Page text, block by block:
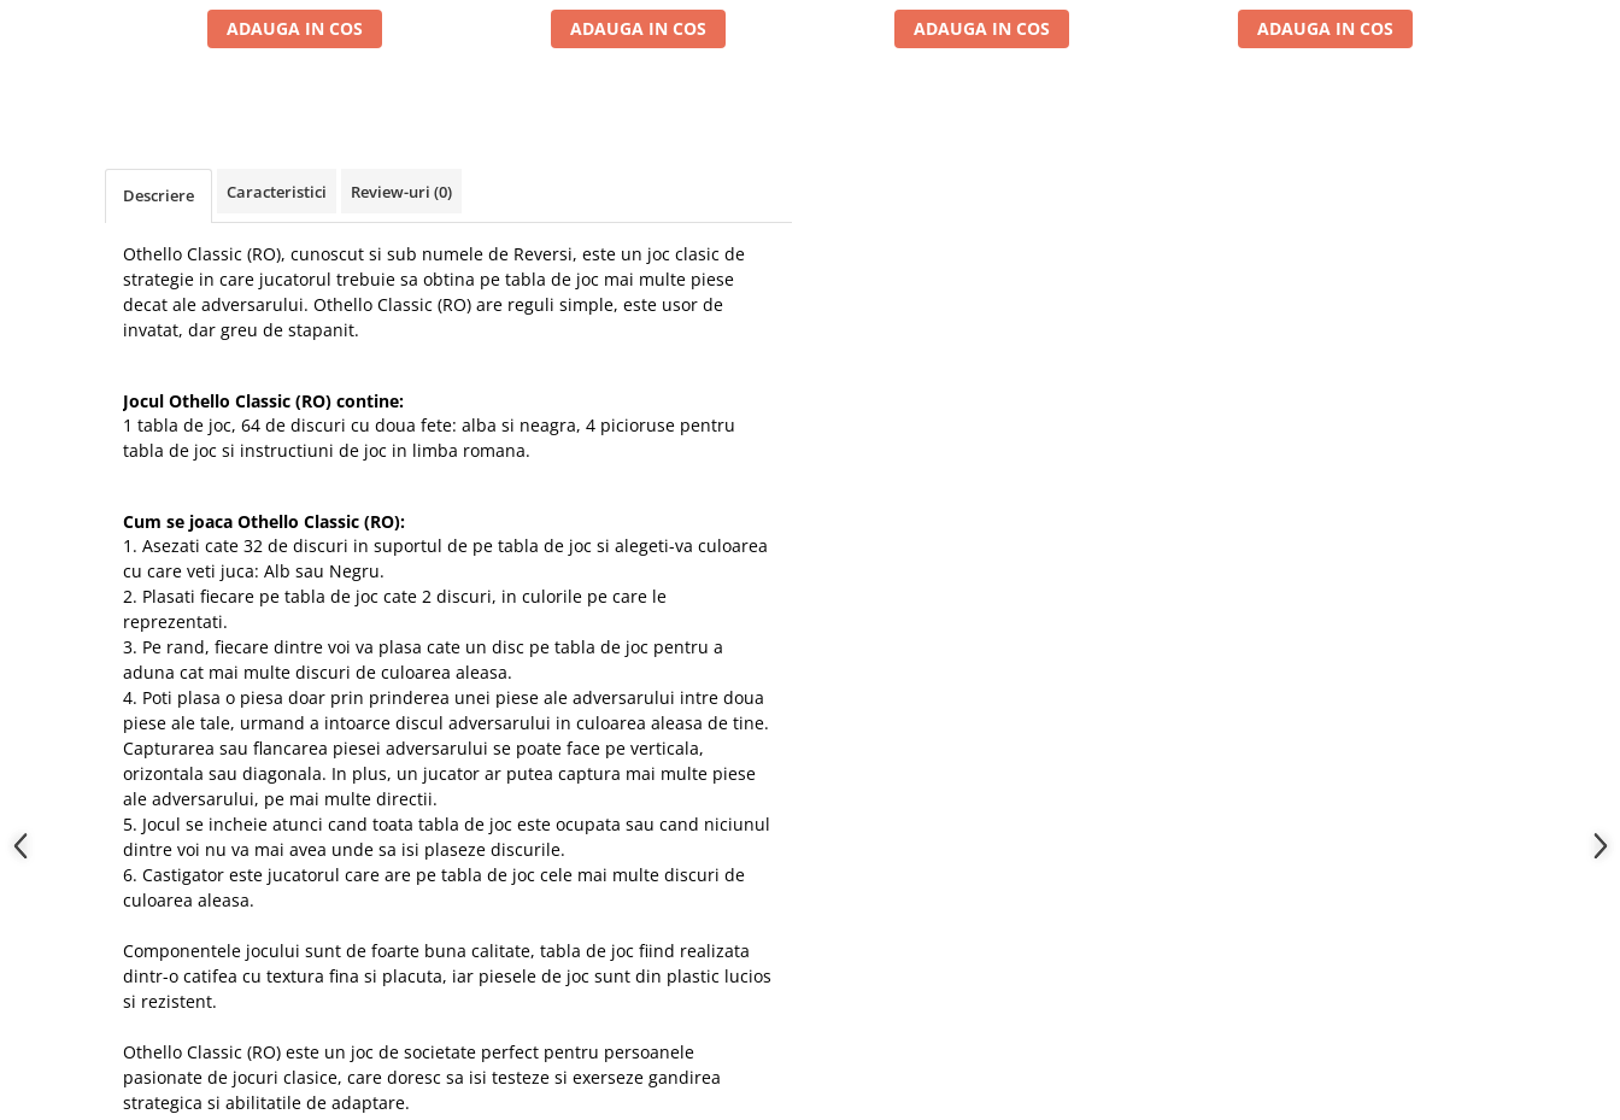
ADAUGA IN COS ADAUGA IN COS ADAUGA IN COS ADAUGA IN COS
Descriere Caracteristici Review-uri (0)
Othello Classic (RO), cunoscut si sub numele de Reversi, este un joc clasic de
strategie in care jucatorul trebuie sa obtina pe tabla de joc mai multe piese
decat ale adversarului. Othello Classic (RO) are reguli simple, este usor de
invatat, dar greu de stapanit.
Jocul Othello Classic (RO) contine:
1 tabla de joc, 64 de discuri cu doua fete: alba si neagra, 4 picioruse pentru
tabla de joc si instructiuni de joc in limba romana.
Cum se joaca Othello Classic (RO):
1. Asezati cate 32 de discuri in suportul de pe tabla de joc si alegeti-va culoarea
cu care veti juca: Alb sau Negru.
2. Plasati fiecare pe tabla de joc cate 2 discuri, in culorile pe care le
reprezentati.
3. Pe rand, fiecare dintre voi va plasa cate un disc pe tabla de joc pentru a
aduna cat mai multe discuri de culoarea aleasa.
4. Poti plasa o piesa doar prin prinderea unei piese ale adversarului intre doua
piese ale tale, urmand a intoarce discul adversarului in culoarea aleasa de tine.
Capturarea sau flancarea piesei adversarului se poate face pe verticala,
orizontala sau diagonala. In plus, un jucator ar putea captura mai multe piese
ale adversarului, pe mai multe directii.
5. Jocul se incheie atunci cand toata tabla de joc este ocupata sau cand niciunul
dintre voi nu va mai avea unde sa isi plaseze discurile.
6. Castigator este jucatorul care are pe tabla de joc cele mai multe discuri de
culoarea aleasa.
Componentele jocului sunt de foarte buna calitate, tabla de joc fiind realizata
dintr-o catifea cu textura fina si placuta, iar piesele de joc sunt din plastic lucios
si rezistent.
Othello Classic (RO) este un joc de societate perfect pentru persoanele
pasionate de jocuri clasice, care doresc sa isi testeze si exerseze gandirea
strategica si abilitatile de adaptare.